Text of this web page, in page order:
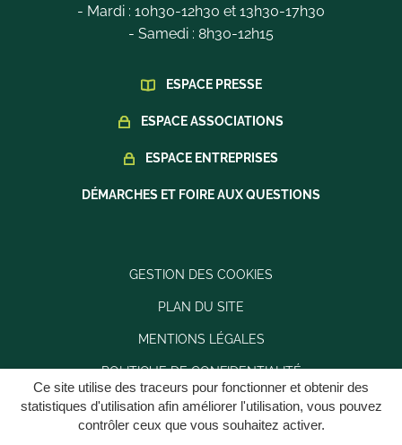
Ce site utilise des traceurs pour fonctionner et obtenir des
statistiques d'utilisation afin améliorer l'utilisation, vous pouvez
contrôler ceux que vous souhaitez activer.
- Mardi : 10h30-12h30 et 13h30-17h30
- Samedi : 8h30-12h15
ESPACE PRESSE
ESPACE ASSOCIATIONS
ESPACE ENTREPRISES
DÉMARCHES ET FOIRE AUX QUESTIONS
GESTION DES COOKIES
PLAN DU SITE
MENTIONS LÉGALES
POLITIQUE DE CONFIDENTIALITÉ
ACCESSIBILITÉ : PARTIELLEMENT CONFORME